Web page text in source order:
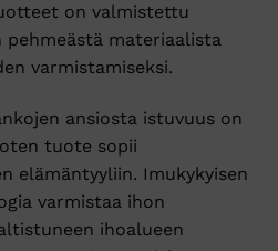
on valmistettu
materiaalista
varmistamiseksi.
ansiosta istuvuus on
tuote sopii
elämäntyyliin. Imukykyisen
varmistaa ihon
ihoalueen